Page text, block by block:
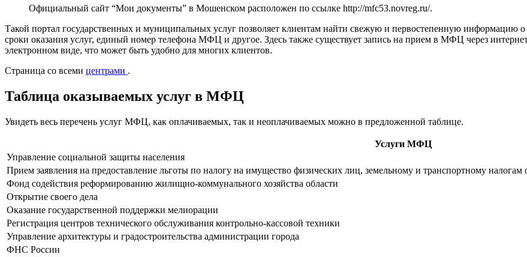
Официальный сайт “Мои документы” в Мошенском расположен по ссылке http://mfc53.novreg.ru/.
Такой портал государственных и муниципальных услуг позволяет клиентам найти свежую и первостепенную информацию
сроки оказания услуг, единый номер телефона МФЦ и другое. Здесь также существует запись на прием в МФЦ через
электронном виде, что может быть удобно для многих клиентов.
Страница со всеми центрами .
Таблица оказываемых услуг в МФЦ
Увидеть весь перечень услуг МФЦ, как оплачиваемых, так и неоплачиваемых можно в предложенной таблице.
Услуги МФЦ
Управление социальной защиты населения
Прием заявления на предоставление льготы по налогу на имущество физических лиц, земельному и транспортному налогам
Фонд содействия реформированию жилищно-коммунального хозяйства области
Открытие своего дела
Оказание государственной поддержки мелиорации
Регистрация центров технического обслуживания контрольно-кассовой техники
Управление архитектуры и градостроительства администрации города
ФНС России